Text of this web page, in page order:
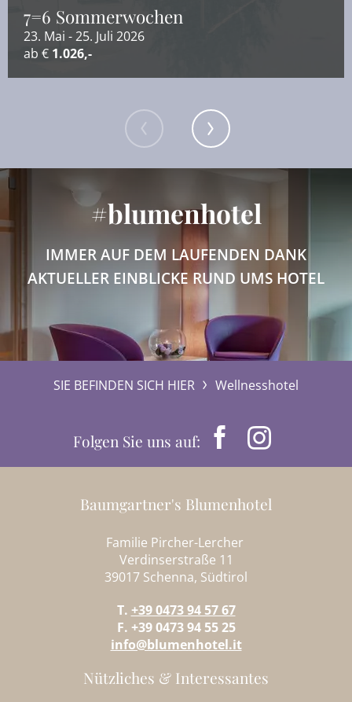
7=6 Sommerwochen
23. Mai - 25. Juli 2026
ab € 1.026,-
#blumenhotel
IMMER AUF DEM LAUFENDEN DANK
AKTUELLER EINBLICKE RUND UMS HOTEL
SIE BEFINDEN SICH HIER Wellnesshotel
Folgen Sie uns auf:
Baumgartner's Blumenhotel
Familie Pircher-Lercher
Verdinserstraße 11
39017 Schenna, Südtirol
T. +39 0473 94 57 67
F. +39 0473 94 55 25
info@blumenhotel.it
Nützliches & Interessantes